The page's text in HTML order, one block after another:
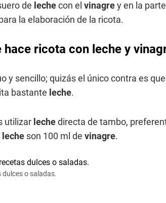
de lechecon el vinagrey en la
la elaboración de la ricota.
hace ricota con leche y
y sencillo; quizás el único contra es
bastante leche.
utilizar lechedirecta de tambo,
leche son 100 ml de vinagre.
o saladas.